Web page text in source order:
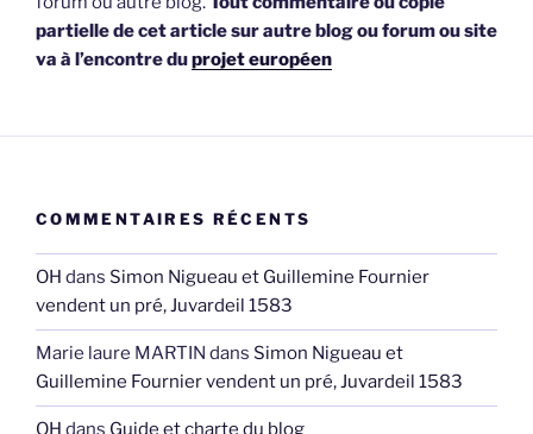
partielle de cet article sur autre blog ou forum ou site
va à l’encontre duprojet européen
COMMENTAIRES RÉCENTS
OH dans Simon Nigueau et Guillemine Fournier
vendent un pré, Juvardeil 1583
Marie laure MARTIN dans Simon Nigueau et
Guillemine Fournier vendent un pré, Juvardeil 1583
OH dans Guide et charte du blog